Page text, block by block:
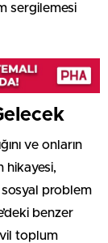
sergilemesi
ve onların
hikayesi,
sosyal problem
benzer
toplum